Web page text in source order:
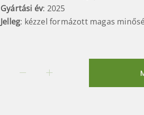
Gyártási év: 2025
Jelleg: kézzel formázott magas